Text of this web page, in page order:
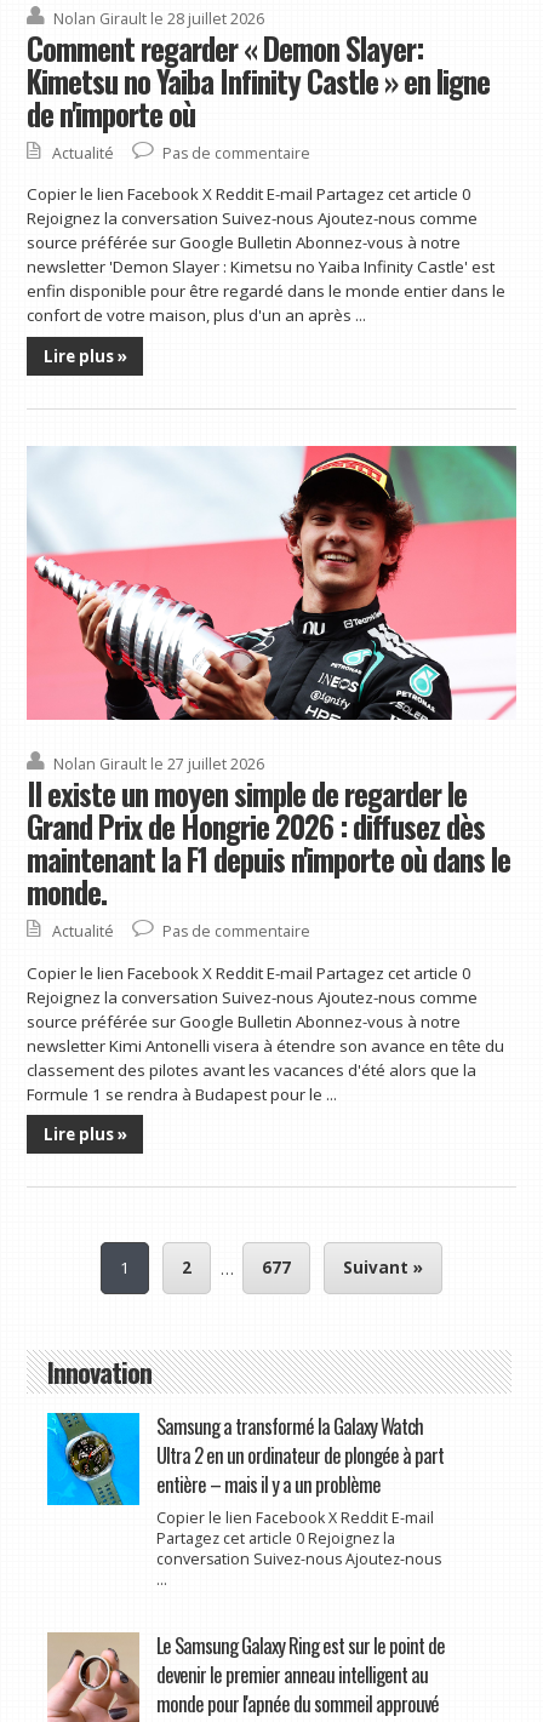
Nolan Girault le 28 juillet 2026
Comment regarder « Demon Slayer:
Kimetsu no Yaiba Infinity Castle » en ligne
de n'importe où
Actualité Pas de commentaire
Copier le lien Facebook X Reddit E-mail Partagez cet article 0
Rejoignez la conversation Suivez-nous Ajoutez-nous comme
source préférée sur Google Bulletin Abonnez-vous à notre
newsletter 'Demon Slayer : Kimetsu no Yaiba Infinity Castle' est
enfin disponible pour être regardé dans le monde entier dans le
confort de votre maison, plus d'un an après ...
Lire plus »
Nolan Girault le 27 juillet 2026
Il existe un moyen simple de regarder le
Grand Prix de Hongrie 2026 : diffusez dès
maintenant la F1 depuis n'importe où dans le
monde.
Actualité Pas de commentaire
Copier le lien Facebook X Reddit E-mail Partagez cet article 0
Rejoignez la conversation Suivez-nous Ajoutez-nous comme
source préférée sur Google Bulletin Abonnez-vous à notre
newsletter Kimi Antonelli visera à étendre son avance en tête du
classement des pilotes avant les vacances d'été alors que la
Formule 1 se rendra à Budapest pour le ...
Lire plus »
1 2 … 677 Suivant »
Innovation
Samsung a transformé la Galaxy Watch
Ultra 2 en un ordinateur de plongée à part
entière – mais il y a un problème
Copier le lien Facebook X Reddit E-mail
Partagez cet article 0 Rejoignez la
conversation Suivez-nous Ajoutez-nous
...
Le Samsung Galaxy Ring est sur le point de
devenir le premier anneau intelligent au
monde pour l'apnée du sommeil approuvé